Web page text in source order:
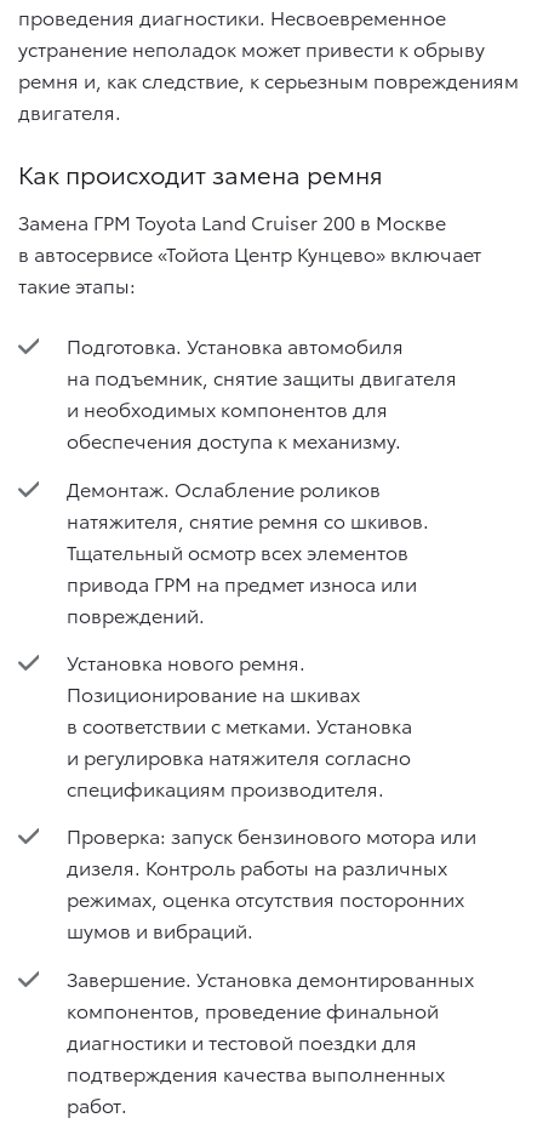
проведения диагностики. Несвоевременное
устранение неполадок может привести к обрыву
ремня и, как следствие, к серьезным повреждениям
двигателя.
Как происходит замена ремня
Замена ГРМ Toyota Land Cruiser 200 в Москве
в автосервисе «Тойота Центр Кунцево» включает
такие этапы:
Подготовка. Установка автомобиля
на подъемник, снятие защиты двигателя
и необходимых компонентов для
обеспечения доступа к механизму.
Демонтаж. Ослабление роликов
натяжителя, снятие ремня со шкивов.
Тщательный осмотр всех элементов
привода ГРМ на предмет износа или
повреждений.
Установка нового ремня.
Позиционирование на шкивах
в соответствии с метками. Установка
и регулировка натяжителя согласно
спецификациям производителя.
Проверка: запуск бензинового мотора или
дизеля. Контроль работы на различных
режимах, оценка отсутствия посторонних
шумов и вибраций.
Завершение. Установка демонтированных
компонентов, проведение финальной
диагностики и тестовой поездки для
подтверждения качества выполненных
работ.